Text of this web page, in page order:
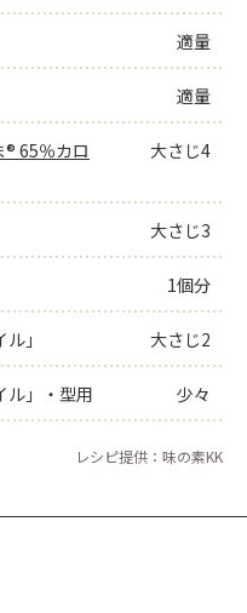
適量
適量
® 65％カロ
大さじ4
大さじ3
1個分
」 大さじ2
ル」・型用 少々
レシピ提供：味の素KK